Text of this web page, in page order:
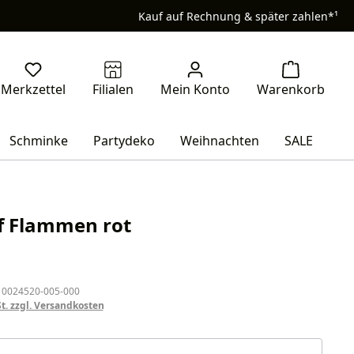
Kauf auf Rechnung & später zahlen*¹
Schminke Partydeko Weihnachten SALE
Flammen rot
005-000
zzgl. Versandkosten